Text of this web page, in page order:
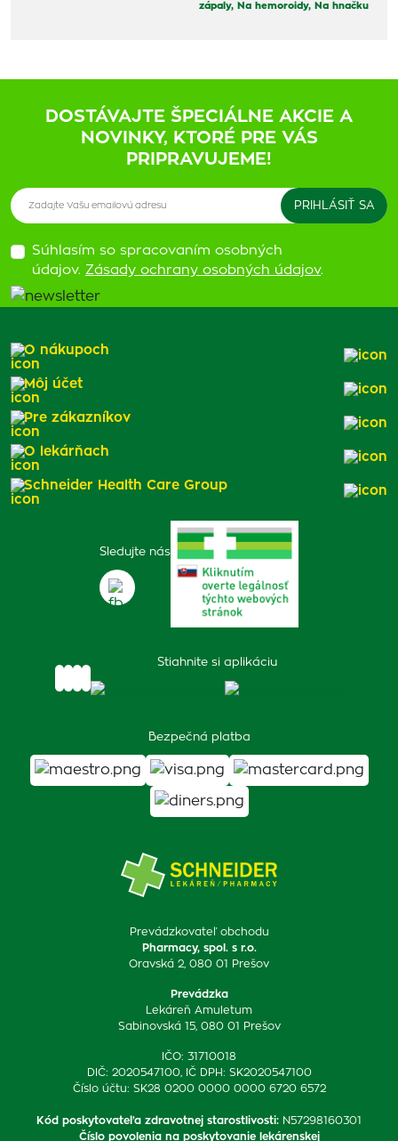
zápaly, Na hemoroidy, Na hnačku
DOSTÁVAJTE ŠPECIÁLNE AKCIE A
NOVINKY, KTORÉ PRE VÁS
PRIPRAVUJEME!
Súhlasím so spracovaním osobných
údajov. Zásady ochrany osobných údajov.
Prevádzkovateľ obchodu
Pharmacy, spol. s r.o.
Oravská 2, 080 01 Prešov
Prevádzka
Lekáreň Amuletum
Sabinovská 15, 080 01 Prešov
IČO: 31710018
DIČ: 2020547100, IČ DPH: SK2020547100
Číslo účtu: SK28 0200 0000 0000 6720 6572
Kód poskytovateľa zdravotnej starostlivosti: N57298160301
Číslo povolenia na poskytovanie lekárenskej
Sledujte nás
Stiahnite si aplikáciu
Bezpečná platba
O nákupoch
Môj účet
Pre zákazníkov
O lekárňach
Schneider Health Care Group